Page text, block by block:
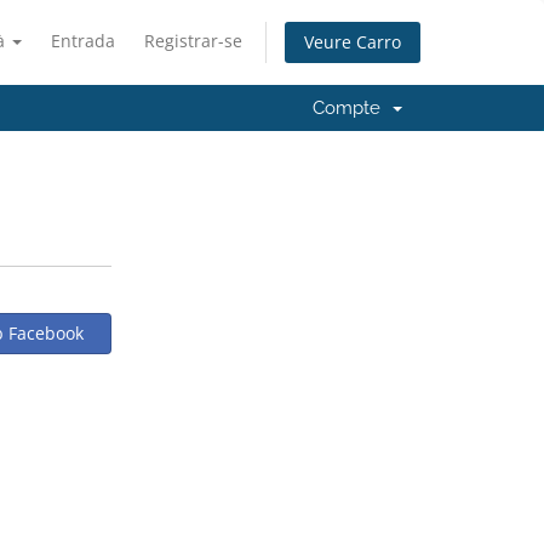
Entrada Registrar-se Veure Carro
Compte
Facebook